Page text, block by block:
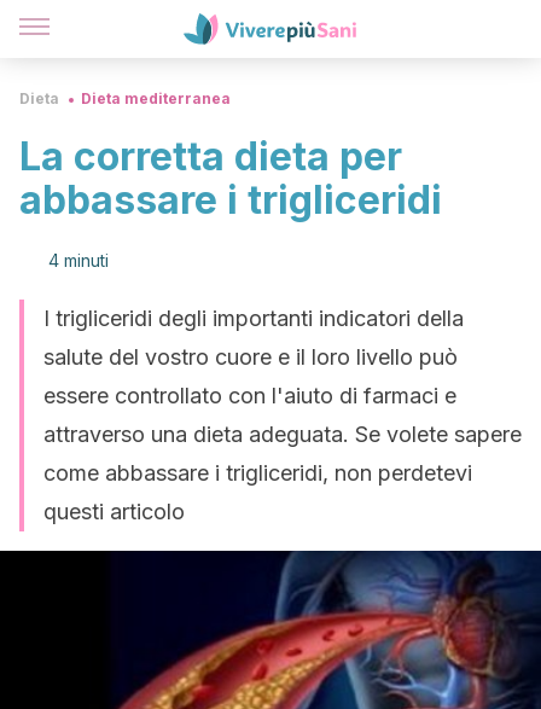
Dieta Dieta mediterranea
La corretta dieta per
abbassare i trigliceridi
4 minuti
I trigliceridi degli importanti indicatori della
salute del vostro cuore e il loro livello può
essere controllato con l'aiuto di farmaci e
attraverso una dieta adeguata. Se volete sapere
come abbassare i trigliceridi, non perdetevi
questi articolo